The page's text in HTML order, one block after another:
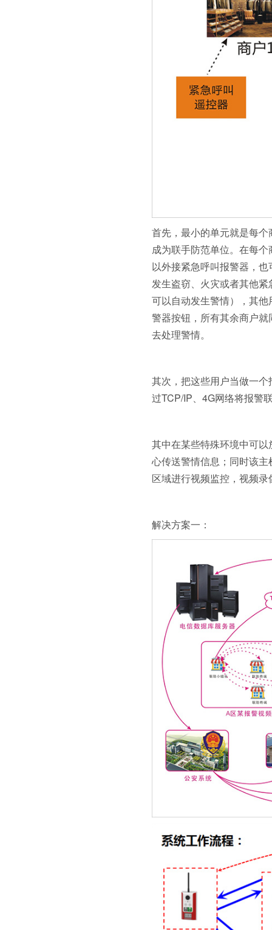
首先，最小的单元就是每
成为联手防范单位。在每
以外接紧急呼叫报警器，
发生盗窃、火灾或者其他
可以自动发生警情），其
警器按钮，所有其余商户
去处理警情。
其次，把这些用户当做一
过TCP/IP、4G网络将报警
其中在某些特殊环境中可
心传送警情信息；同时该
区域进行视频监控，视频
解决方案一：